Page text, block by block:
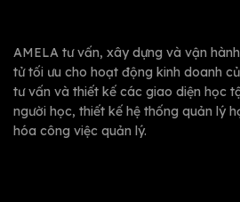
AMELA tư vấn, xây dựng và vận
tử tối ưu cho hoạt động kinh doanh
tư vấn và thiết kế các giao diện học
người học, thiết kế hệ thống quản lý
hóa công việc quản lý.